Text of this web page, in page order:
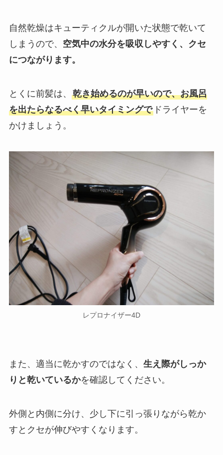
自然乾燥はキューティクルが開いた状態で乾いて
しまうので、 空気中の水分を吸収しやすく、クセ
につながります。
とくに前髪は、 乾き始めるのが早いので、お風呂
を出たらなるべく早いタイミングでドライヤーを
かけましょう。
レプロナイザー4D
また、適当に乾かすのではなく、 生え際がしっか
りと乾いているかを確認してください。
外側と内側に分け、少し下に引っ張りながら乾か
すとクセが伸びやすくなります。